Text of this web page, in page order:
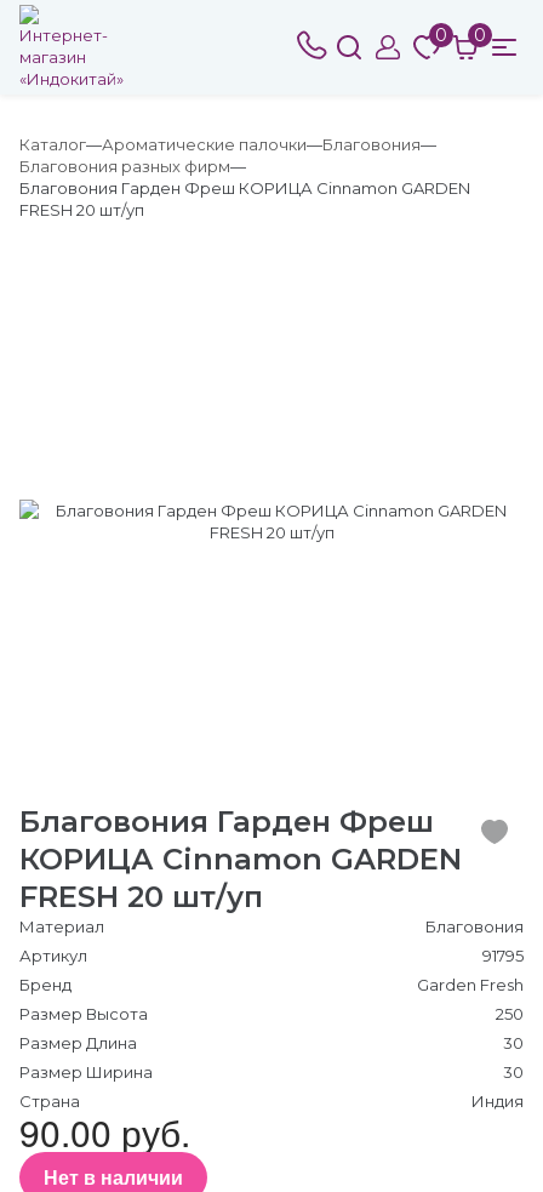
0 0
Каталог Ароматические палочки
Благовония
Благовония разных фирм
Благовония Гарден Фреш КОРИЦА Cinnamon GARDEN
FRESH 20 шт/уп
Благовония Гарден Фреш
КОРИЦА Cinnamon GARDEN
FRESH 20 шт/уп
Материал
Благовония
Артикул
91795
Бренд
Garden Fresh
Размер Высота
250
Размер Длина
30
Размер Ширина
30
Страна
Индия
90.00 руб.
Нет в наличии